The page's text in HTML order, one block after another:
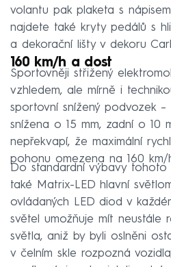
volantu pak plaketa s
najdete také kryty pedálů s
a dekorační lišty v dekoru
160 km/h a dost
Sportovněji střižený
vzhledem, ale mírně i
sportovní snížený podvozek
snížena o 15 mm, zadní o 10
nepřekvapí, že maximální
pohonu omezena na 160 km/
Do standardní výbavy tohoto
také Matrix-LED hlavní
ovládaných LED diod v
světel umožňuje mít neustále
světla, aniž by byli oslněni
v čelním skle rozpozná